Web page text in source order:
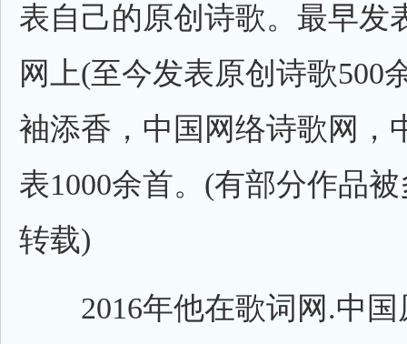
表自己的原创诗歌。最早发
网上(至今发表原创诗歌500
袖添香，中国网络诗歌网，
表1000余首。(有部分作品
转载)
2016年他在歌词网.中国